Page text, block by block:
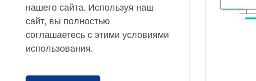
нашего сайта. Используя наш
сайт, вы полностью
соглашаетесь с этими условиями
использования.